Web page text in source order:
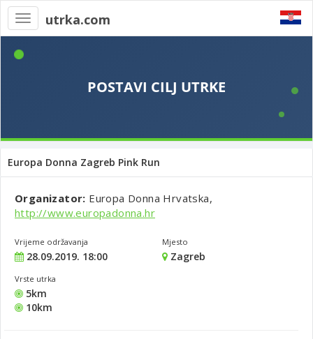
Toggle
navigation
utrka.com
Europa Donna Zagreb Pink Run
Organizator: Europa Donna Hrvatska,
http://www.europadonna.hr
Vrijeme održavanja
28.09.2019. 18:00
Mjesto
Zagreb
Vrste utrka
5km
10km